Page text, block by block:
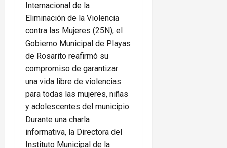
Internacional de la
Eliminación de la Violencia
contra las Mujeres (25N), el
Gobierno Municipal de Playas
de Rosarito reafirmó su
compromiso de garantizar
una vida libre de violencias
para todas las mujeres, niñas
y adolescentes del municipio.
Durante una charla
informativa, la Directora del
Instituto Municipal de la